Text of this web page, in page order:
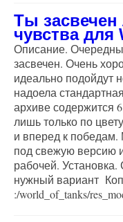
Ты засвечен
чувства для
Описание.
засвечен. Очень
идеально подойдут
надоела
архиве содержится
лишь только по
и вперед к
под свежую версию
рабочей.
нужный вариант
:/world_of_tanks/